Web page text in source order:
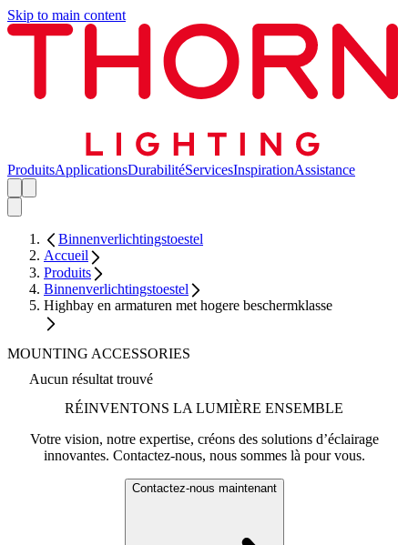
Skip to main content
ProduitsApplicationsDurabilitéServicesInspirationAssistance
Binnenverlichtingstoestel
Accueil
Produits
Binnenverlichtingstoestel
Highbay en armaturen met hogere beschermklasse
MOUNTING ACCESSORIES
Aucun résultat trouvé
RÉINVENTONS LA LUMIÈRE ENSEMBLE
Votre vision, notre expertise, créons des solutions d’éclairage
innovantes. Contactez-nous, nous sommes là pour vous.
Contactez-nous maintenant